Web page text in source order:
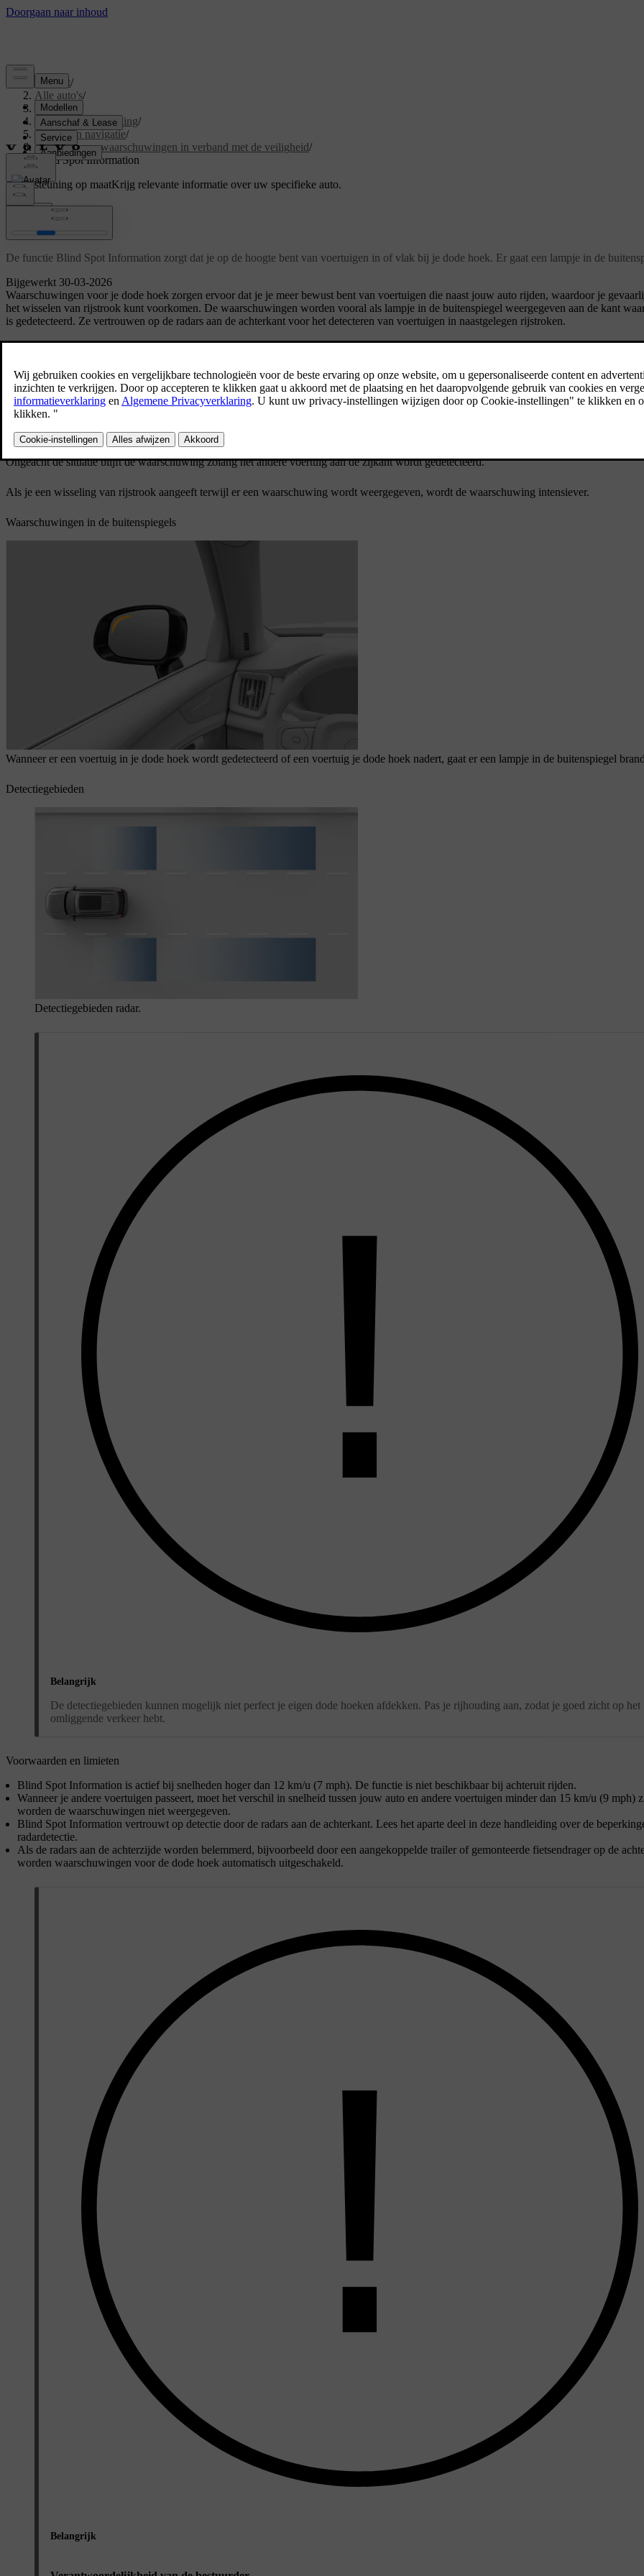
Support/
Alle auto's/
V60 2026
Gebruikershandleiding/
Rijhulp en navigatie/
Ingrijpen en waarschuwingen in verband met de veiligheid/
Blind Spot Information
Ondersteuning op maatKrijg relevante informatie over uw specifieke auto.
Bijgewerkt 30-03-2026
Blind Spot Information
De functie Blind Spot Information zorgt dat je op de hoogte bent van voertuigen in of vlak bij je dode hoek. Er gaat een lampje in de
Waarschuwingen voor je dode hoek zorgen ervoor dat je je meer bewust bent van voertuigen die naast jouw auto rijden, waardoor je
het wisselen van rijstrook kunt voorkomen. De waarschuwingen worden vooral als lampje in de buitenspiegel weergegeven aan de kant
is gedetecteerd. Ze vertrouwen op de radars aan de achterkant voor het detecteren van voertuigen in naastgelegen rijstroken.
Wanneer je door een ander voertuig wordt ingehaald.
In sommige gevallen kunnen ze worden weergegeven voordat het passerende voertuig in je blinde hoek rijdt. Dat gebeurt als het
achteren op een naastgelegen rijstrook nadert.
Wanneer je een ander voertuig inhaalt.
Ongeacht de situatie blijft de waarschuwing zolang het andere voertuig aan de zijkant wordt gedetecteerd.
Als je een wisseling van rijstrook aangeeft terwijl er een waarschuwing wordt weergegeven, wordt de waarschuwing intensiever.
Waarschuwingen in de buitenspiegels
Wanneer er een voertuig in je dode hoek wordt gedetecteerd of een voertuig je dode hoek nadert, gaat er een lampje in de buitenspiegel
Detectiegebieden
Detectiegebieden radar.
Belangrijk
De detectiegebieden kunnen mogelijk niet perfect je eigen dode hoeken afdekken. Pas je rijhouding aan, zodat je goed zicht op het
omliggende verkeer hebt.
Voorwaarden en limieten
Blind Spot Information is actief bij snelheden hoger dan 12 km/u (7 mph). De functie is niet beschikbaar bij achteruit rijden.
Wanneer je andere voertuigen passeert, moet het verschil in snelheid tussen jouw auto en andere voertuigen minder dan 15 km/u (9 mph)
worden de waarschuwingen niet weergegeven.
Blind Spot Information vertrouwt op detectie door de radars aan de achterkant. Lees het aparte deel in deze handleiding over de
radardetectie.
Als de radars aan de achterzijde worden belemmerd, bijvoorbeeld door een aangekoppelde trailer of gemonteerde fietsendrager op de
worden waarschuwingen voor de dode hoek automatisch uitgeschakeld.
Belangrijk